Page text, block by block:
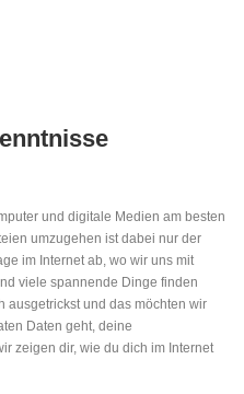
und digitale Medien am besten
umzugehen ist dabei nur der
im Internet ab, wo wir uns mit
viele spannende Dinge finden
ausgetrickst und das möchten wir
Daten geht, deine
zeigen dir, wie du dich im Internet